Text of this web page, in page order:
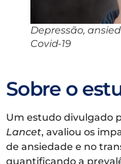
Depressão,
Covid-19
Sobre o
Um estudo divulgado
Lancet, avaliou os
de ansiedade e no
quantificando a